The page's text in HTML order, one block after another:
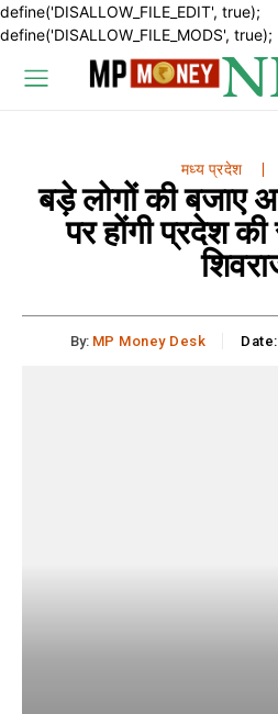
define('DISALLOW_FILE_EDIT', true);
define('DISALLOW_FILE_MODS', true);
मध्य प्रदेश
बड़े लोगों की बजाए
पर होंगी प्रदेश
By: MP Money Desk Date: